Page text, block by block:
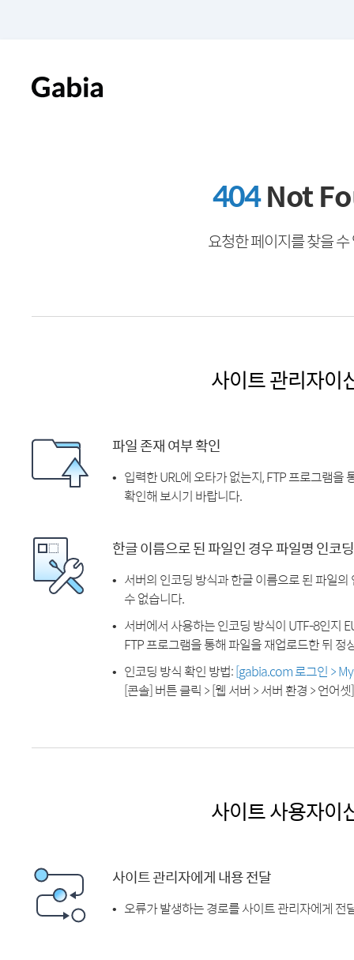
404Not
요청한 페이지를 찾을
사이트 관리자이
파일 존재 여부 확인
입력한 URL에 오타가 없는지, FTP 프로그램
확인해 보시기 바랍니다.
한글 이름으로 된 파일인 경우 파일명 인코
서버의 인코딩 방식과 한글 이름으로 된 파일
수 없습니다.
서버에서 사용하는 인코딩 방식이 UTF-8인지
FTP 프로그램을 통해 파일을 재업로드한 뒤
인코딩 방식 확인 방법:[gabia.com 로그인 >
[콘솔] 버튼 클릭 > [웹 서버 > 서버 환경 > 언어
사이트 사용자이
사이트 관리자에게 내용 전달
오류가 발생하는 경로를 사이트 관리자에게 전